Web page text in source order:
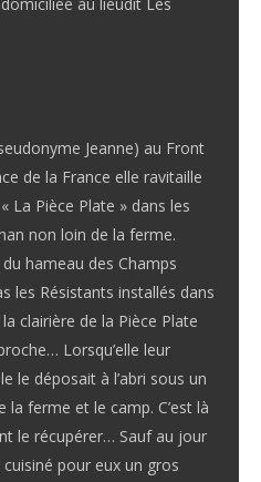
Jeanne) au Front
de la France elle ravitaille
La Pièce Plate » dans les
non loin de la ferme.
hameau des Champs
les Résistants installés dans
clairière de la Pièce Plate
Lorsqu’elle leur
le déposait à l’abri sous un
ferme et le camp. C’est là
le récupérer… Sauf au jour
pour eux un gros